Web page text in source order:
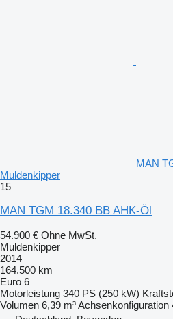
MAN
Muldenkipper
15
MAN TGM 18.340 BB AHK-Öl
54.900 € Ohne MwSt.
Muldenkipper
2014
164.500 km
Euro 6
Motorleistung 340 PS (250 kW)
Volumen 6,39 m³Achsenkonfiguration